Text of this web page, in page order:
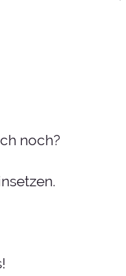
noch?